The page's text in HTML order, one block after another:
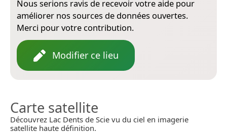
Nous serions ravis de recevoir votre aide pour
améliorer nos sources de données ouvertes.
Merci pour votre contribution.
Modifier ce lieu
Carte satellite
Découvrez Lac Dents de Scie vu du ciel en imagerie
satellite haute définition.